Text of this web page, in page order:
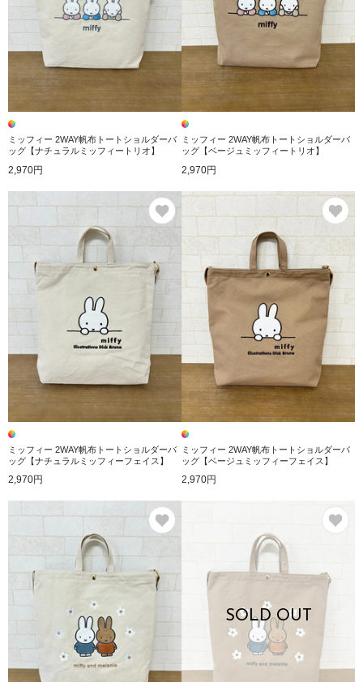
ミッフィー 2WAY帆布トートショルダーバ
ッグ【ナチュラルミッフィートリオ】
2,970円
ミッフィー 2WAY帆布トートショルダーバ
ッグ【ベージュミッフィートリオ】
2,970円
ミッフィー 2WAY帆布トートショルダーバ
ッグ【ナチュラルミッフィーフェイス】
2,970円
ミッフィー 2WAY帆布トートショルダーバ
ッグ【ベージュミッフィーフェイス】
2,970円
SOLD OUT